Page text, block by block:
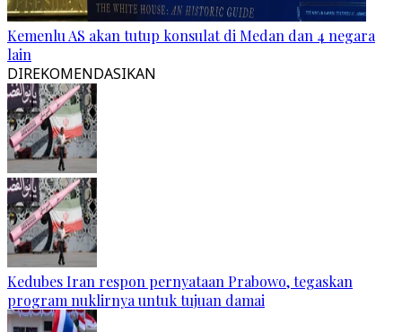
Kemenlu AS akan tutup konsulat di Medan dan 4 negara
lain
DIREKOMENDASIKAN
Kedubes Iran respon pernyataan Prabowo, tegaskan
program nuklirnya untuk tujuan damai